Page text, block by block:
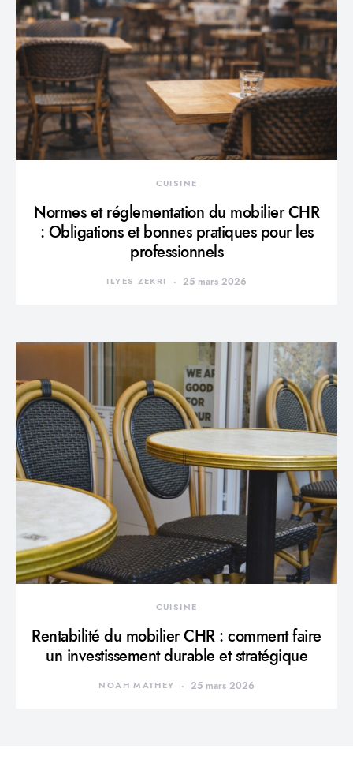
CUISINE
Normes et réglementation du mobilier CHR
: Obligations et bonnes pratiques pour les
professionnels
ILYES ZEKRI 25 mars 2026
CUISINE
Rentabilité du mobilier CHR : comment faire
un investissement durable et stratégique
NOAH MATHEY 25 mars 2026